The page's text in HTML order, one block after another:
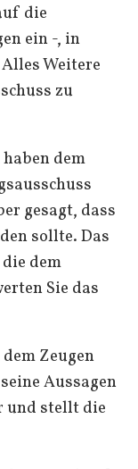
die
ein -, in
Weitere
zu
dem
gesagt, dass
sollte. Das
dem
Sie das
Zeugen
Aussagen
und stellt die